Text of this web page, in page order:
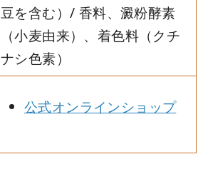
豆を含む）/ 香料、澱粉酵素
（小麦由来）、着色料（クチ
ナシ色素）
公式オンラインショップ